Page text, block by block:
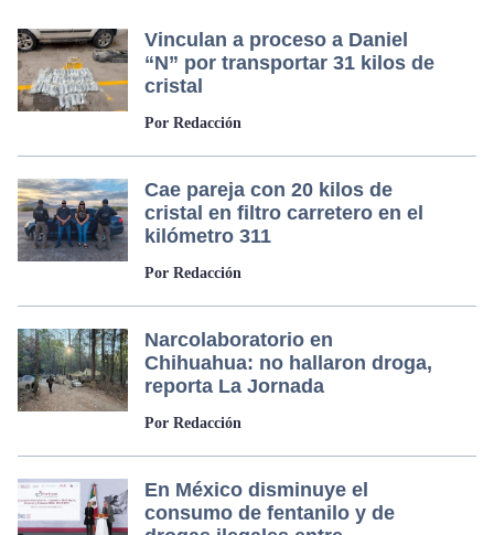
Vinculan a proceso a Daniel
“N” por transportar 31 kilos de
cristal
Por Redacción
Cae pareja con 20 kilos de
cristal en filtro carretero en el
kilómetro 311
Por Redacción
Narcolaboratorio en
Chihuahua: no hallaron droga,
reporta La Jornada
Por Redacción
En México disminuye el
consumo de fentanilo y de